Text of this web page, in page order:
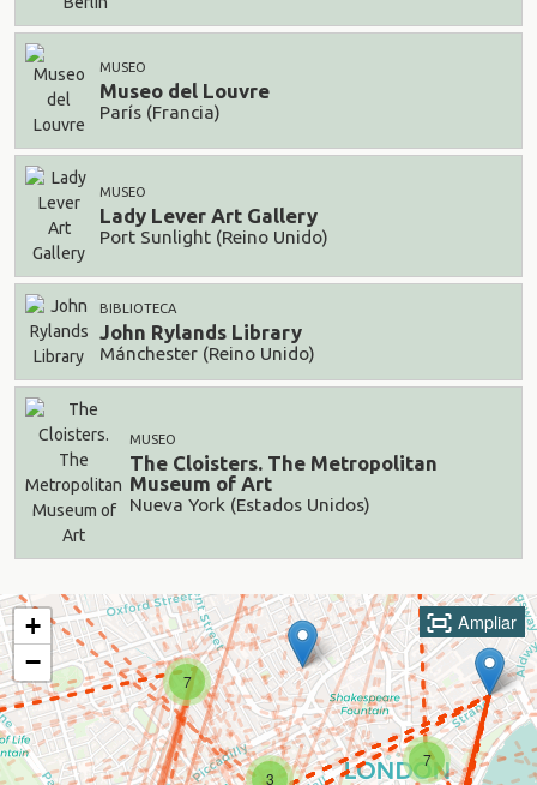
MUSEO
Museo del Louvre
París (Francia)
MUSEO
Lady Lever Art Gallery
Port Sunlight (Reino Unido)
BIBLIOTECA
John Rylands Library
Mánchester (Reino Unido)
MUSEO
The Cloisters. The Metropolitan
Museum of Art
Nueva York (Estados Unidos)
Ampliar
7
7
3
+
−